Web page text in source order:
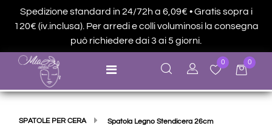
Spedizione standard in 24/72h a 6,09€ • Gratis sopra i
120€ (iv.inclusa). Per arredi e colli voluminosi la consegna
può richiedere dai 3 ai 5 giorni.
Open menu
0 0
SPATOLE PER CERA Spatola Legno Stendicera 26cm